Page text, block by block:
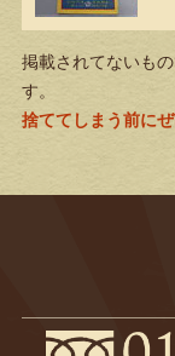
掲載されてないも
す。
捨ててしまう前に